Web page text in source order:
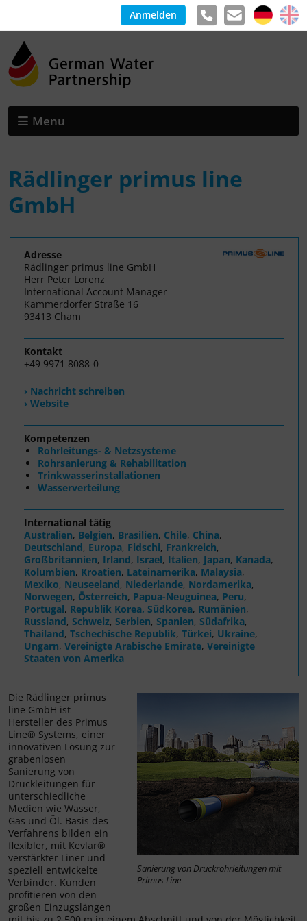
Anmelden
Menu
Rädlinger primus line
GmbH
Adresse
Rädlinger primus line GmbH
Herr Peter Lorenz
International Account Manager
Kammerdorfer Straße 16
93413 Cham
Kontakt
+49 9971 8088-0
› Nachricht schreiben
› Website
Kompetenzen
Rohrleitungs- & Netzsysteme
Rohrsanierung & Rehabilitation
Trinkwasserinstallationen
Wasserverteilung
International tätig
Australien, Belgien, Brasilien, Chile, China,
Deutschland, Europa, Fidschi, Frankreich,
Großbritannien, Irland, Israel, Italien, Japan, Kanada,
Kolumbien, Kroatien, Lateinamerika, Malaysia,
Mexiko, Neuseeland, Niederlande, Nordamerika,
Norwegen, Österreich, Papua-Neuguinea, Peru,
Portugal, Republik Korea, Südkorea, Rumänien,
Russland, Schweiz, Serbien, Spanien, Südafrika,
Thailand, Tschechische Republik, Türkei, Ukraine,
Ungarn, Vereinigte Arabische Emirate, Vereinigte
Staaten von Amerika
Sanierung von Druckrohrleitungen mit
Primus Line
Die Rädlinger primus
line GmbH ist
Hersteller des Primus
Line® Systems, einer
innovativen Lösung zur
grabenlosen
Sanierung von
Druckleitungen für
unterschiedliche
Medien wie Wasser,
Gas und Öl. Basis des
Verfahrens bilden ein
flexibler, mit Kevlar®
verstärkter Liner und
speziell entwickelte
Verbinder. Kunden
profitieren von den
großen Einzugslängen